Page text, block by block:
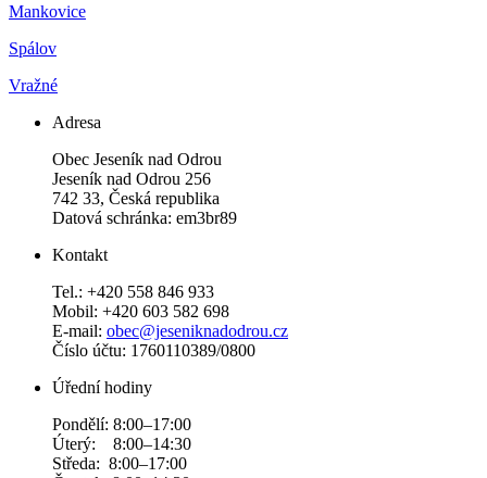
Mankovice
Spálov
Vražné
Adresa
Obec Jeseník nad Odrou
Jeseník nad Odrou 256
742 33, Česká republika
Datová schránka: em3br89
Kontakt
Tel.: +420 558 846 933
Mobil: +420 603 582 698
E-mail: obec@jeseniknadodrou.cz
Číslo účtu: 1760110389/0800
Úřední hodiny
Pondělí: 8:00–17:00
Úterý: 8:00–14:30
Středa: 8:00–17:00